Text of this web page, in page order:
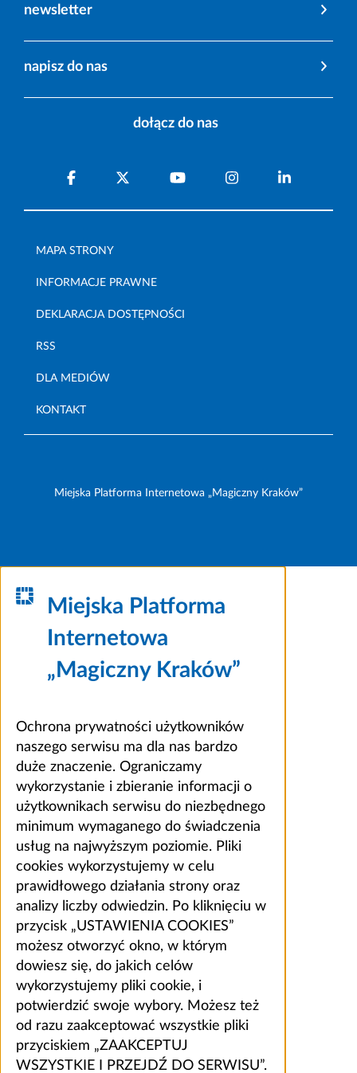
newsletter
napisz do nas
dołącz do nas
MAPA STRONY
INFORMACJE PRAWNE
DEKLARACJA DOSTĘPNOŚCI
RSS
DLA MEDIÓW
KONTAKT
Miejska Platforma Internetowa „Magiczny Kraków”
Miejska Platforma
Internetowa
„Magiczny Kraków”
Ochrona prywatności użytkowników
naszego serwisu ma dla nas bardzo
duże znaczenie. Ograniczamy
wykorzystanie i zbieranie informacji o
użytkownikach serwisu do niezbędnego
minimum wymaganego do świadczenia
usług na najwyższym poziomie. Pliki
cookies wykorzystujemy w celu
prawidłowego działania strony oraz
analizy liczby odwiedzin. Po kliknięciu w
przycisk „USTAWIENIA COOKIES”
możesz otworzyć okno, w którym
dowiesz się, do jakich celów
wykorzystujemy pliki cookie, i
potwierdzić swoje wybory. Możesz też
od razu zaakceptować wszystkie pliki
przyciskiem „ZAAKCEPTUJ
WSZYSTKIE I PRZEJDŹ DO SERWISU”.